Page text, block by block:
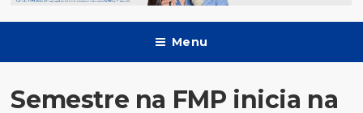
Menu
Semestre na FMP inicia na